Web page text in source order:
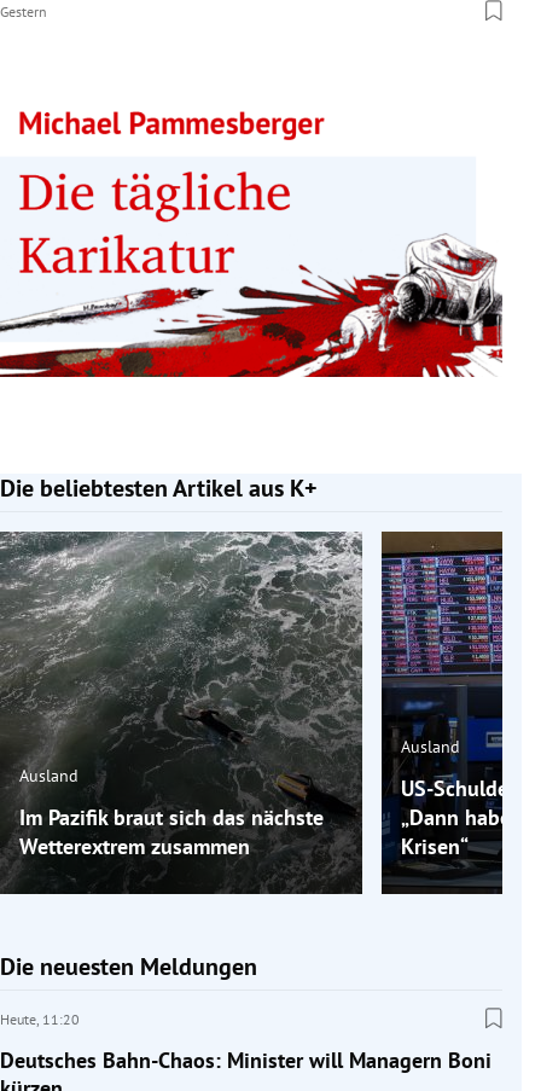
Gestern
Die beliebtesten Artikel aus K+
Slide 1 von 7
Ausland
Im Pazifik braut sich das nächste
Wetterextrem zusammen
Ausland
US-Schulden
„Dann haben
Krisen“
Die neuesten Meldungen
Heute, 11:20
Deutsches Bahn-Chaos: Minister will Managern Boni